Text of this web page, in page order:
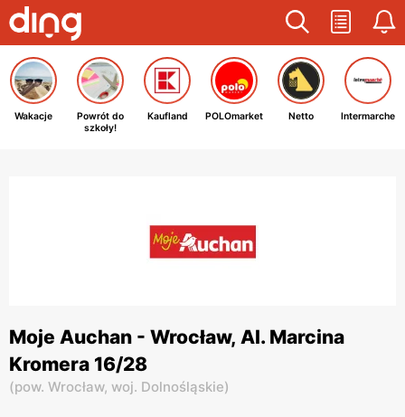
Wakacje
Powrót do
szkoły!
Kaufland POLOmarket Netto Intermarche
Moje Auchan - Wrocław, Al. Marcina
Kromera 16/28
(pow. Wrocław, woj. Dolnośląskie)